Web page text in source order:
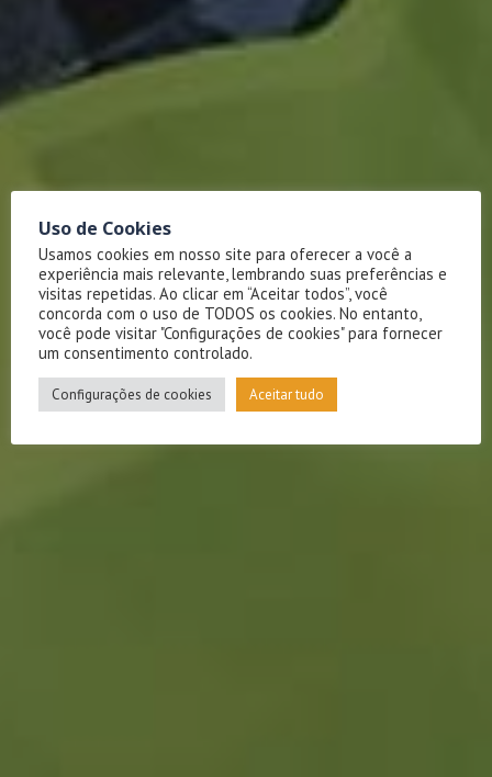
Uso de Cookies
Usamos cookies em nosso site para oferecer a você a
experiência mais relevante, lembrando suas preferências e
visitas repetidas. Ao clicar em “Aceitar todos”, você
concorda com o uso de TODOS os cookies. No entanto,
você pode visitar "Configurações de cookies" para fornecer
um consentimento controlado.
Configurações de cookies Aceitar tudo